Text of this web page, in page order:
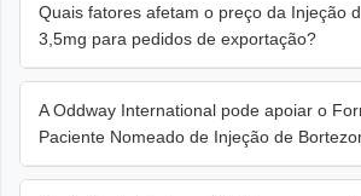
Quais fatores afetam o preço da Injeção
3,5mg para pedidos de exportação?
A Oddway International pode apoiar o
Paciente Nomeado de Injeção de